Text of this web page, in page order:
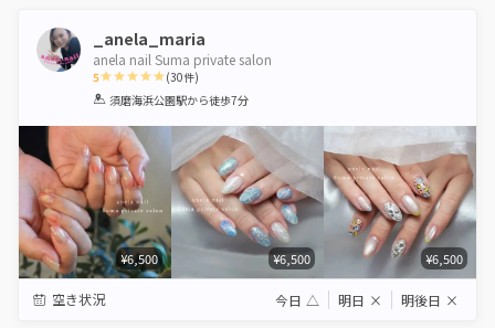
_anela_maria
anela nail Suma private salon
5
1 2 3 4 5
(30件)
須磨海浜公園駅から徒歩7分
¥6,500 ¥6,500 ¥6,500
空き状況 今日 △ 明日 × 明後日 ×